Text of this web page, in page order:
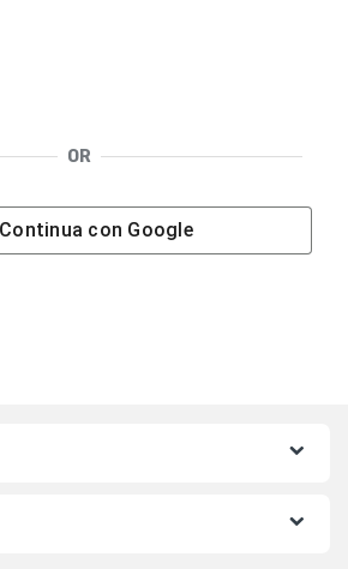
OR
Continua con Google